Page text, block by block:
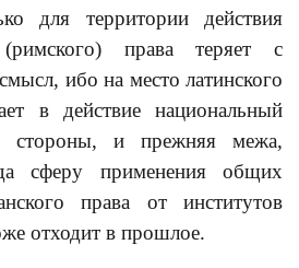
для территории действия
(римского) права теряет с
ибо на место латинского
в действие национальный
стороны, и прежняя межа,
сферу применения общих
права от институтов
отходит в прошлое.